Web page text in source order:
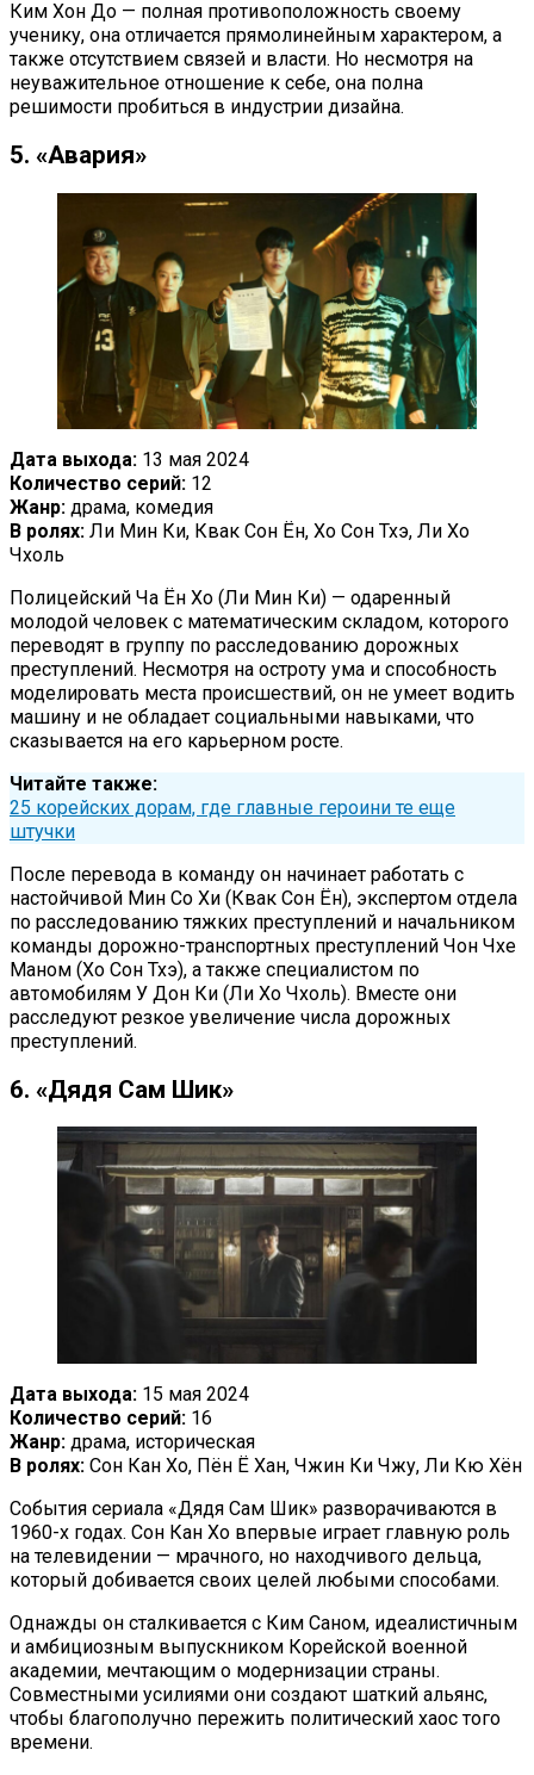
Ким Хон До — полная противоположность своему
ученику, она отличается прямолинейным характером, а
также отсутствием связей и власти. Но несмотря на
неуважительное отношение к себе, она полна
решимости пробиться в индустрии дизайна.
5. «Авария»
Дата выхода: 13 мая 2024
Количество серий: 12
Жанр: драма, комедия
В ролях: Ли Мин Ки, Квак Сон Ён, Хо Сон Тхэ, Ли Хо
Чхоль
Полицейский Ча Ён Хо (Ли Мин Ки) — одаренный
молодой человек с математическим складом, которого
переводят в группу по расследованию дорожных
преступлений. Несмотря на остроту ума и способность
моделировать места происшествий, он не умеет водить
машину и не обладает социальными навыками, что
сказывается на его карьерном росте.
Читайте также:
25 корейских дорам, где главные героини те еще
штучки
После перевода в команду он начинает работать с
настойчивой Мин Со Хи (Квак Сон Ён), экспертом отдела
по расследованию тяжких преступлений и начальником
команды дорожно-транспортных преступлений Чон Чхе
Маном (Хо Сон Тхэ), а также специалистом по
автомобилям У Дон Ки (Ли Хо Чхоль). Вместе они
расследуют резкое увеличение числа дорожных
преступлений.
6. «Дядя Сам Шик»
Дата выхода: 15 мая 2024
Количество серий: 16
Жанр: драма, историческая
В ролях: Сон Кан Хо, Пён Ё Хан, Чжин Ки Чжу, Ли Кю Хён
События сериала «Дядя Сам Шик» разворачиваются в
1960-х годах. Сон Кан Хо впервые играет главную роль
на телевидении — мрачного, но находчивого дельца,
который добивается своих целей любыми способами.
Однажды он сталкивается с Ким Саном, идеалистичным
и амбициозным выпускником Корейской военной
академии, мечтающим о модернизации страны.
Совместными усилиями они создают шаткий альянс,
чтобы благополучно пережить политический хаос того
времени.